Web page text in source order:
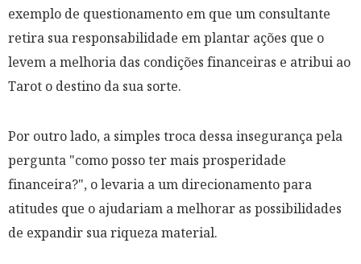
exemplo de questionamento em que um consultante
retira sua responsabilidade em plantar ações que o
levem a melhoria das condições financeiras e atribui ao
Tarot o destino da sua sorte.
Por outro lado, a simples troca dessa insegurança pela
pergunta "como posso ter mais prosperidade
financeira?", o levaria a um direcionamento para
atitudes que o ajudariam a melhorar as possibilidades
de expandir sua riqueza material.